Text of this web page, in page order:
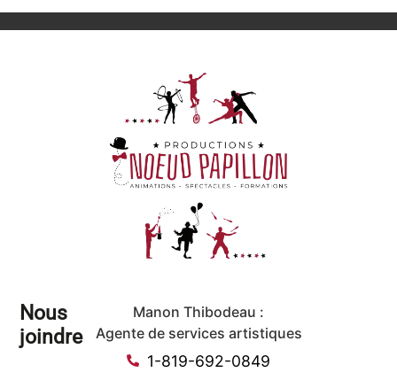
Nous
joindre
Manon Thibodeau :
Agente de services artistiques
1-819-692-0849